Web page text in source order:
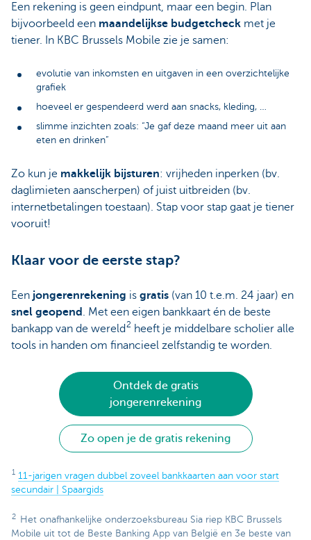
Een rekening is geen eindpunt, maar een begin. Plan
bijvoorbeeld een maandelijkse budgetcheck met je
tiener. In KBC Brussels Mobile zie je samen:
evolutie van inkomsten en uitgaven in een overzichtelijke
grafiek
hoeveel er gespendeerd werd aan snacks, kleding, …
slimme inzichten zoals: “Je gaf deze maand meer uit aan
eten en drinken”
Zo kun je makkelijk bijsturen: vrijheden inperken (bv.
daglimieten aanscherpen) of juist uitbreiden (bv.
internetbetalingen toestaan). Stap voor stap gaat je tiener
vooruit!
Klaar voor de eerste stap?
Een jongerenrekening is gratis (van 10 t.e.m. 24 jaar) en
snel geopend . Met een eigen bankkaart én de beste
bankapp van de wereld 2 heeft je middelbare scholier alle
tools in handen om financieel zelfstandig te worden.
Ontdek de gratis
jongerenrekening
Zo open je de gratis rekening
1 11-jarigen vragen dubbel zoveel bankkaarten aan voor start
secundair | Spaargids
2
Het onafhankelijke onderzoeksbureau Sia riep KBC Brussels
Mobile uit tot de Beste Banking App van België en 3e beste van